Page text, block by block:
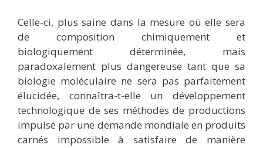
Celle-ci, plus saine dans la mesure où elle sera
de composition chimiquement et
biologiquement déterminée, mais
paradoxalement plus dangereuse tant que sa
biologie moléculaire ne sera pas parfaitement
élucidée, connaîtra-t-elle un développement
technologique de ses méthodes de productions
impulsé par une demande mondiale en produits
carnés impossible à satisfaire de manière